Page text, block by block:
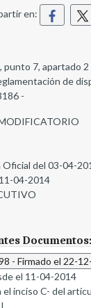
en:
7, apartado
de
-
del 03-04-
04-2014
Documentos:
- Firmado el 22-
el 11-04-2014
el inciso C- del